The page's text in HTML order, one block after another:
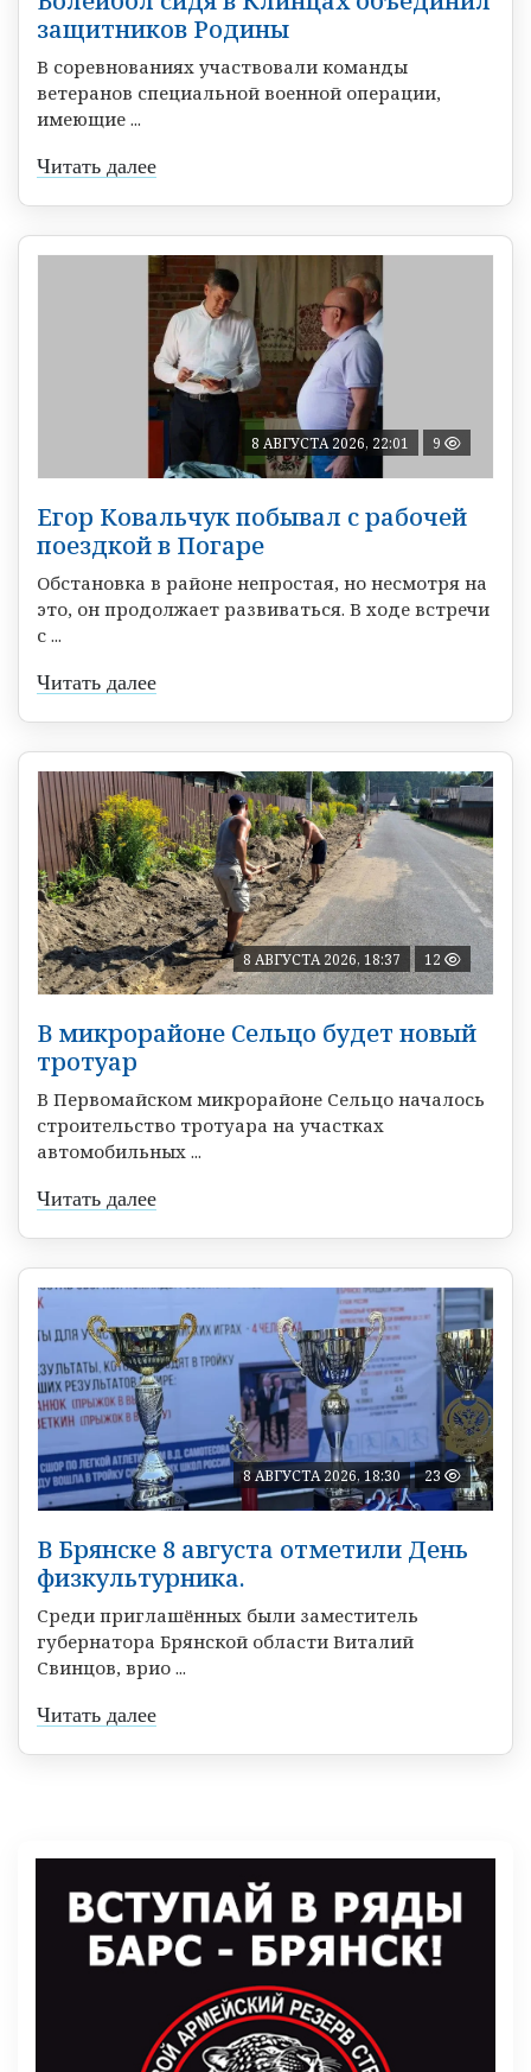
защитников Родины
В соревнованиях участвовали команды
ветеранов специальной военной операции,
имеющие ...
Читать далее
8 АВГУСТА 2026, 22:01 9
Егор Ковальчук побывал с рабочей
поездкой в Погаре
Обстановка в районе непростая, но несмотря на
это, он продолжает развиваться. В ходе встречи
с ...
Читать далее
8 АВГУСТА 2026, 18:37 12
В микрорайоне Сельцо будет новый
тротуар
В Первомайском микрорайоне Сельцо началось
строительство тротуара на участках
автомобильных ...
Читать далее
8 АВГУСТА 2026, 18:30 23
В Брянске 8 августа отметили День
физкультурника.
Среди приглашённых были заместитель
губернатора Брянской области Виталий
Свинцов, врио ...
Читать далее